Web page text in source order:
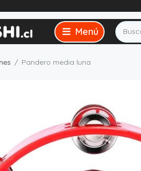
Pandero media luna